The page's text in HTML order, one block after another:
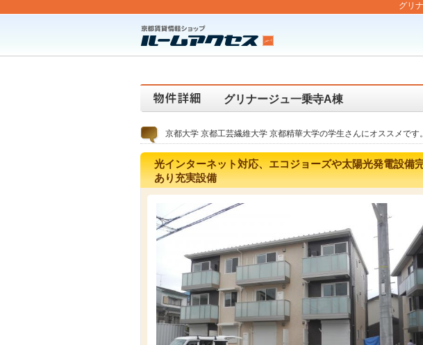
グリ
グリナージュ一乗寺A棟
京都大学 京都工芸繊維大学 京都精華大学の学生さんにオススメです。
光インターネット対応、エコジョーズや太陽光発電設備
あり充実設備